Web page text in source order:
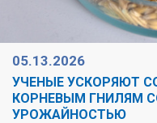
05.13.2026
УЧЕНЫЕ УСКОРЯЮТ
КОРНЕВЫМ ГНИЛЯМ
УРОЖАЙНОСТЬЮ